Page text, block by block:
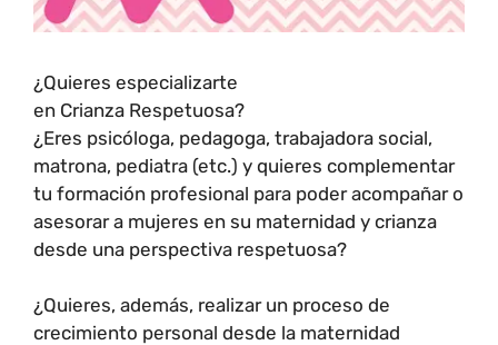
¿Quieres especializarte
en Crianza Respetuosa?
¿Eres psicóloga, pedagoga, trabajadora social,
matrona, pediatra (etc.) y quieres complementar
tu formación profesional para poder acompañar o
asesorar a mujeres en su maternidad y crianza
desde una perspectiva respetuosa?
¿Quieres, además, realizar un proceso de
crecimiento personal desde la maternidad